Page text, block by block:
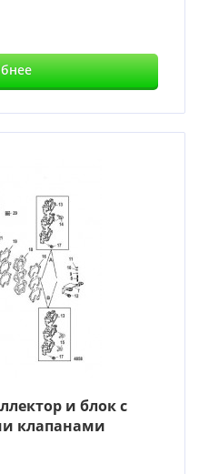
и блок с
клапанами